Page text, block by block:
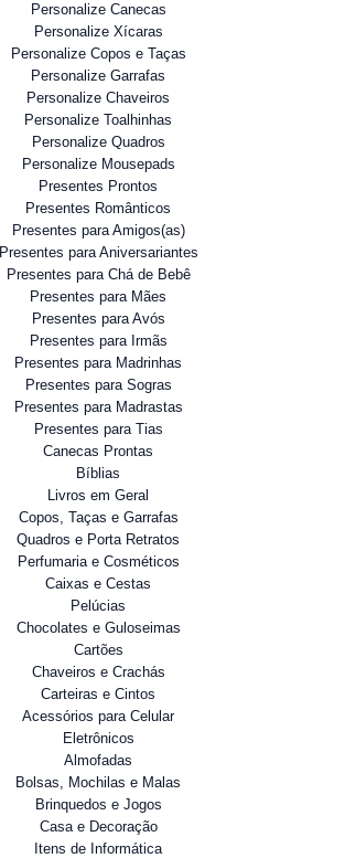
Personalize Canecas
Personalize Xícaras
Personalize Copos e Taças
Personalize Garrafas
Personalize Chaveiros
Personalize Toalhinhas
Personalize Quadros
Personalize Mousepads
Presentes Prontos
Presentes Românticos
Presentes para Amigos(as)
Presentes para Aniversariantes
Presentes para Chá de Bebê
Presentes para Mães
Presentes para Avós
Presentes para Irmãs
Presentes para Madrinhas
Presentes para Sogras
Presentes para Madrastas
Presentes para Tias
Canecas Prontas
Bíblias
Livros em Geral
Copos, Taças e Garrafas
Quadros e Porta Retratos
Perfumaria e Cosméticos
Caixas e Cestas
Pelúcias
Chocolates e Guloseimas
Cartões
Chaveiros e Crachás
Carteiras e Cintos
Acessórios para Celular
Eletrônicos
Almofadas
Bolsas, Mochilas e Malas
Brinquedos e Jogos
Casa e Decoração
Itens de Informática